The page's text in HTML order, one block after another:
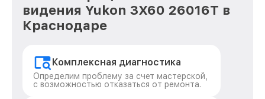
видения Yukon 3Х60 26016Т в
Краснодаре
Комплексная диагностика
Определим проблему за счет мастерской,
с возможностью отказаться от ремонта.